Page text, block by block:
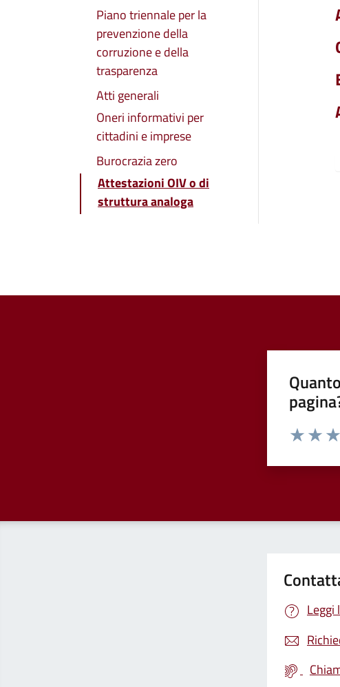
Piano triennale per la
prevenzione della
corruzione e della
trasparenza
Atti generali
Oneri informativi per
cittadini e imprese
Burocrazia zero
Attestazioni OIV o di
struttura analoga
Valuta da 1
Leggi